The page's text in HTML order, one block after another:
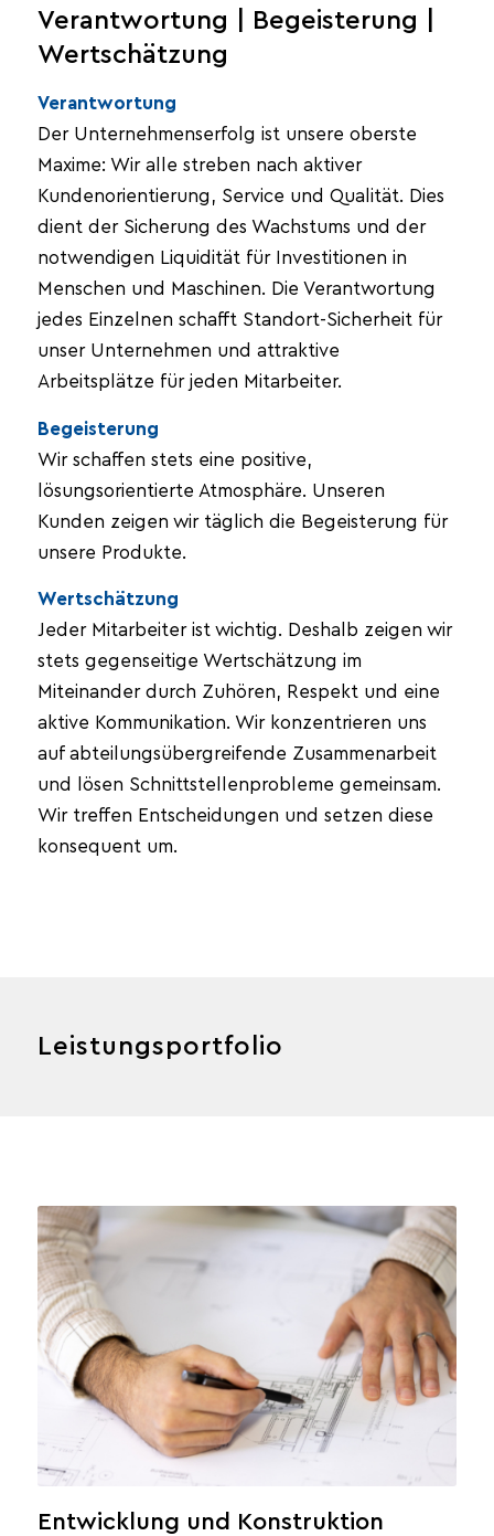
Verantwortung | Begeisterung |
Wertschätzung
Verantwortung
Der Unternehmenserfolg ist unsere oberste
Maxime: Wir alle streben nach aktiver
Kundenorientierung, Service und Qualität. Dies
dient der Sicherung des Wachstums und der
notwendigen Liquidität für Investitionen in
Menschen und Maschinen. Die Verantwortung
jedes Einzelnen schafft Standort-Sicherheit für
unser Unternehmen und attraktive
Arbeitsplätze für jeden Mitarbeiter.
Begeisterung
Wir schaffen stets eine positive,
lösungsorientierte Atmosphäre. Unseren
Kunden zeigen wir täglich die Begeisterung für
unsere Produkte.
Wertschätzung
Jeder Mitarbeiter ist wichtig. Deshalb zeigen wir
stets gegenseitige Wertschätzung im
Miteinander durch Zuhören, Respekt und eine
aktive Kommunikation. Wir konzentrieren uns
auf abteilungsübergreifende Zusammenarbeit
und lösen Schnittstellenprobleme gemeinsam.
Wir treffen Entscheidungen und setzen diese
konsequent um.
Leistungsportfolio
Entwicklung und Konstruktion